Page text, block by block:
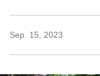
Sep. 15, 2023